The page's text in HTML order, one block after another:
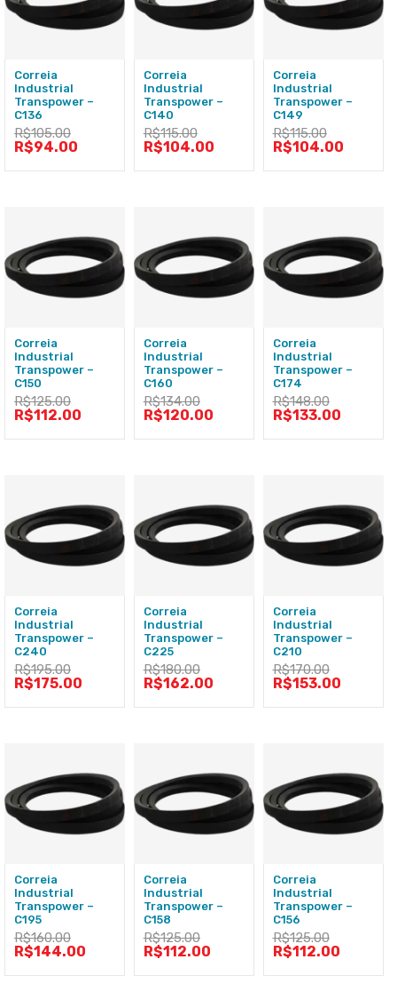
Correia
Industrial
Transpower –
C136
R$105.00
R$94.00
Correia
Industrial
Transpower –
C140
R$115.00
R$104.00
Correia
Industrial
Transpower –
C149
R$115.00
R$104.00
Correia
Industrial
Transpower –
C150
R$125.00
R$112.00
Correia
Industrial
Transpower –
C160
R$134.00
R$120.00
Correia
Industrial
Transpower –
C174
R$148.00
R$133.00
Correia
Industrial
Transpower –
C240
R$195.00
R$175.00
Correia
Industrial
Transpower –
C225
R$180.00
R$162.00
Correia
Industrial
Transpower –
C210
R$170.00
R$153.00
Correia
Industrial
Transpower –
C195
R$160.00
R$144.00
Correia
Industrial
Transpower –
C158
R$125.00
R$112.00
Correia
Industrial
Transpower –
C156
R$125.00
R$112.00